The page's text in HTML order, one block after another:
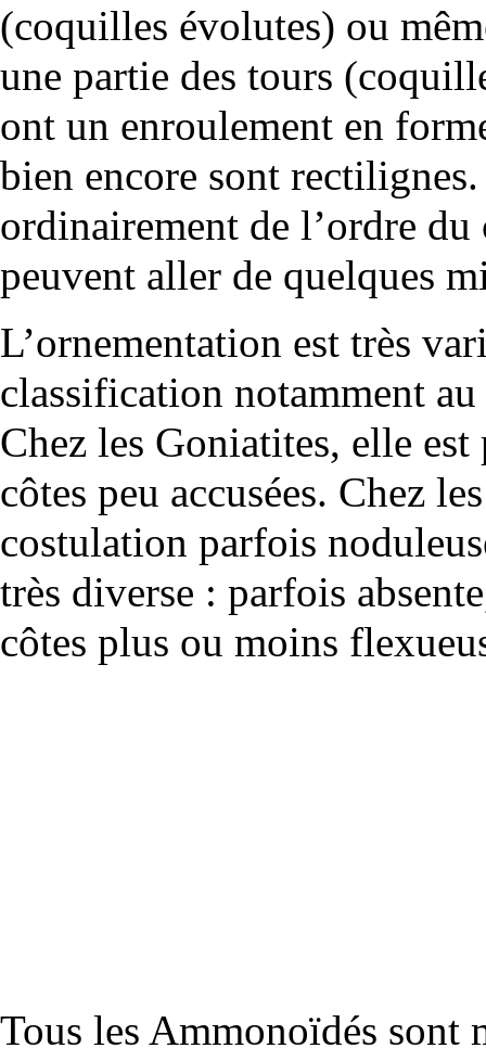
(coquilles évolutes) ou
une partie des tours
ont un enroulement en
bien encore sont
ordinairement de l’ordre
peuvent aller de quelques
L’ornementation est très
classification notamment au
Chez les Goniatites, elle
côtes peu accusées. Chez
costulation parfois
très diverse : parfois
côtes plus ou moins
Tous les Ammonoïdés sont